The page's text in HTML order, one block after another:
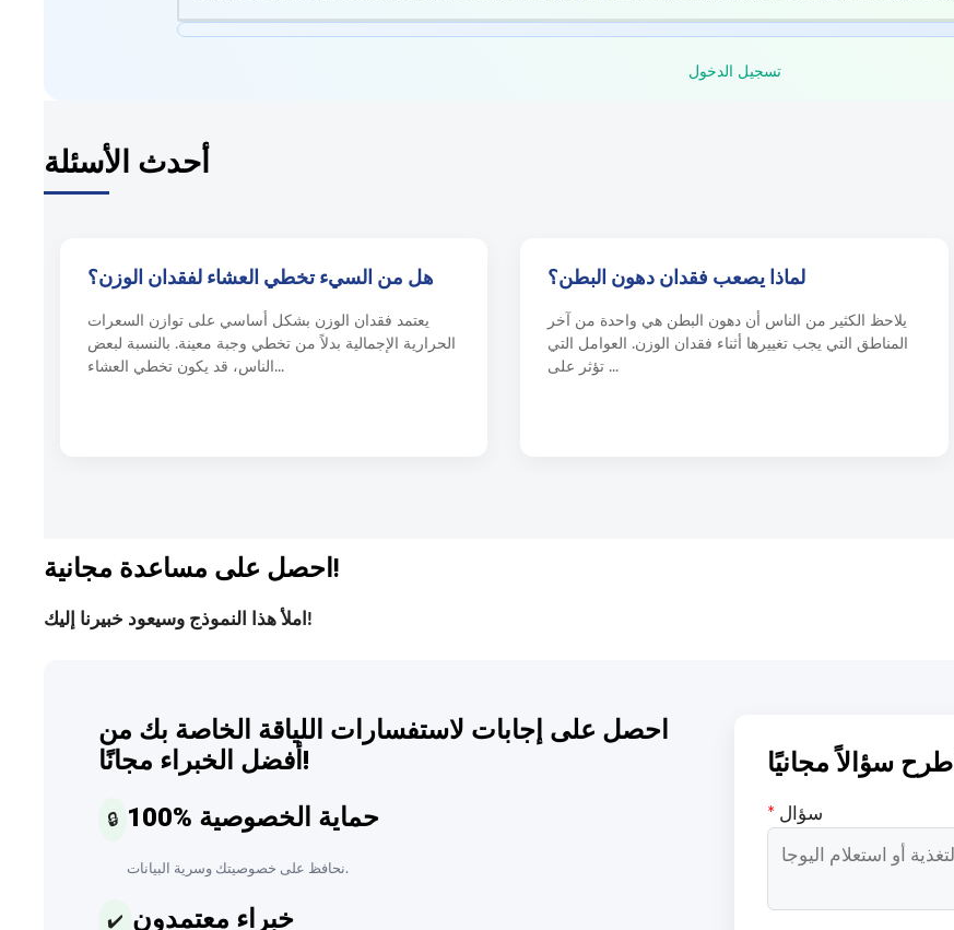
تسجيل الدخول
أحدث الأسئلة
هل من السيء تخطي العشاء لفقدان الوزن؟
يعتمد فقدان الوزن بشكل أساسي على توازن السعرات
الحرارية الإجمالية بدلاً من تخطي وجبة معينة. بالنسبة لبعض
الناس، قد يكون تخطي العشاء...
لماذا يصعب فقدان دهون البطن؟
يلاحظ الكثير من الناس أن دهون البطن هي واحدة من آخر
المناطق التي يجب تغييرها أثناء فقدان الوزن. العوامل التي
تؤثر على ...
احصل على مساعدة مجانية!
املأ هذا النموذج وسيعود خبيرنا إليك!
احصل على إجابات لاستفسارات اللياقة الخاصة بك من
أفضل الخبراء مجانًا!
🔒 100% حماية الخصوصية
نحافظ على خصوصيتك وسرية البيانات.
✔️ خبراء معتمدون
اطرح سؤالاً مجانيًا
سؤال *